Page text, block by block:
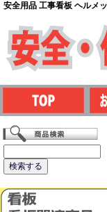
安全用品 工事看板 ヘルメ